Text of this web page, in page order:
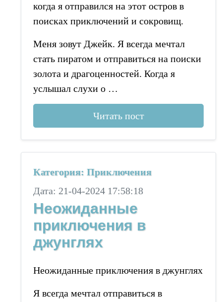
когда я отправился на этот остров в
поисках приключений и сокровищ.
Меня зовут Джейк. Я всегда мечтал
стать пиратом и отправиться на поиски
золота и драгоценностей. Когда я
услышал слухи о …
Читать пост
Категория: Приключения
Дата: 21-04-2024 17:58:18
Неожиданные
приключения в
джунглях
Неожиданные приключения в джунглях
Я всегда мечтал отправиться в